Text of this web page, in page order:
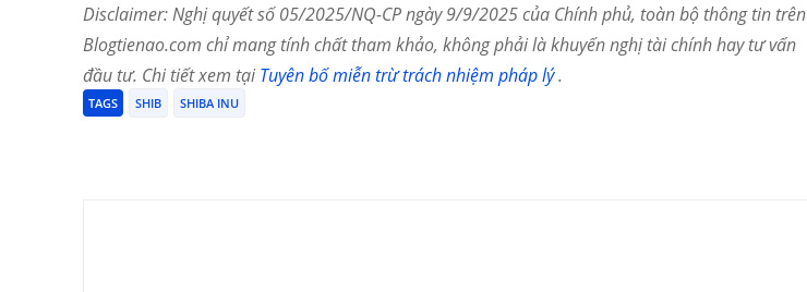
Disclaimer: Nghị quyết số 05/2025/NQ-CP ngày 9/9/2025 của Chính phủ, toàn bộ thông tin trên
Blogtienao.com chỉ mang tính chất tham khảo, không phải là khuyến nghị tài chính hay tư vấn
đầu tư. Chi tiết xem tạiTuyên bố miễn trừ trách nhiệm pháp lý.
TAGS SHIB SHIBA INU